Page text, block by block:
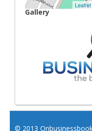
Leaflet
Gallery
© 2013